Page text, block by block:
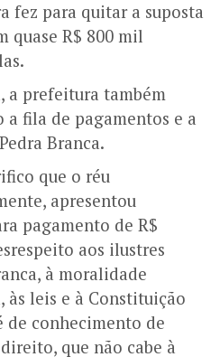
fez para quitar a suposta
quase R$ 800 mil
a prefeitura também
a fila de pagamentos e a
Branca.
que o réu
apresentou
pagamento de R$
aos ilustres
à moralidade
leis e à Constituição
de conhecimento de
que não cabe à